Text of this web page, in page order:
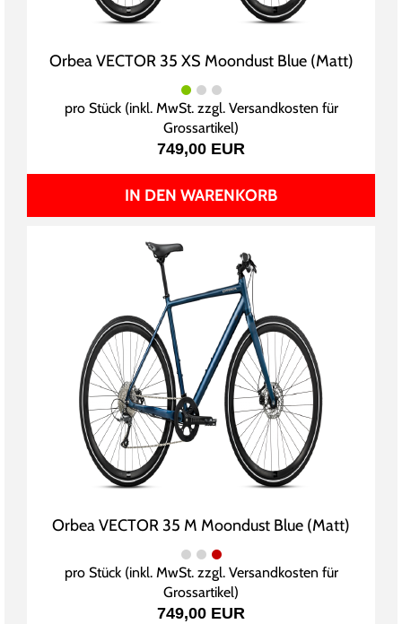
Orbea VECTOR 35 XS Moondust Blue (Matt)
pro Stück (inkl. MwSt. zzgl. Versandkosten für
Grossartikel)
749,00 EUR
IN DEN WARENKORB
Orbea VECTOR 35 M Moondust Blue (Matt)
pro Stück (inkl. MwSt. zzgl. Versandkosten für
Grossartikel)
749,00 EUR